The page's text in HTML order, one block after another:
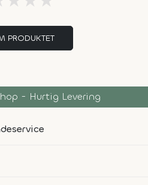
PRODUKTET
- Hurtig Levering